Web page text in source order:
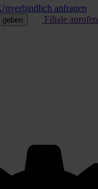
anfragen
geben Filiale anrufen